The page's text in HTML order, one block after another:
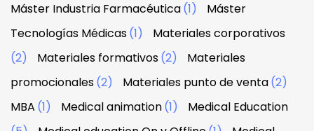
Máster Industria Farmacéutica(1)
Máster
Tecnologías Médicas(1)
Materiales corporativos
(2)
Materiales formativos(2)
Materiales
promocionales(2) Materiales punto de venta(2)
MBA (1) Medical animation(1)
Medical Education